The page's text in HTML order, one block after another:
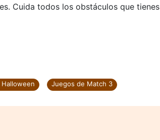
Cuida todos los obstáculos que tienes
Juegos de Match 3